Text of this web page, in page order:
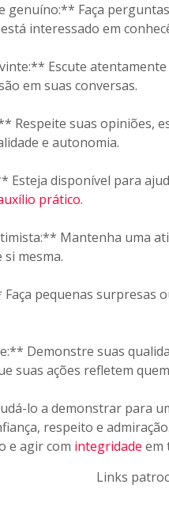
Faça
interessado em
Escute
em suas conversas.
Respeite suas opiniões,
e autonomia.
Esteja disponível para
prático.
Mantenha uma
mesma.
pequenas surpresas
Demonstre suas
suas ações refletem
lo a demonstrar para
respeito e
e agir com integridade em
Links